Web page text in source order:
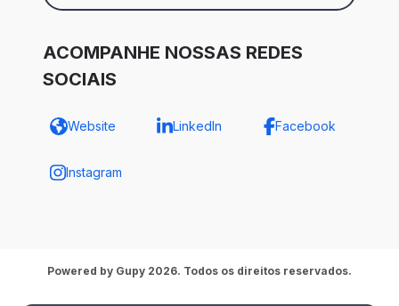
ACOMPANHE NOSSAS REDES
SOCIAIS
Website LinkedIn Facebook
Instagram
Powered by Gupy 2026. Todos os direitos reservados.